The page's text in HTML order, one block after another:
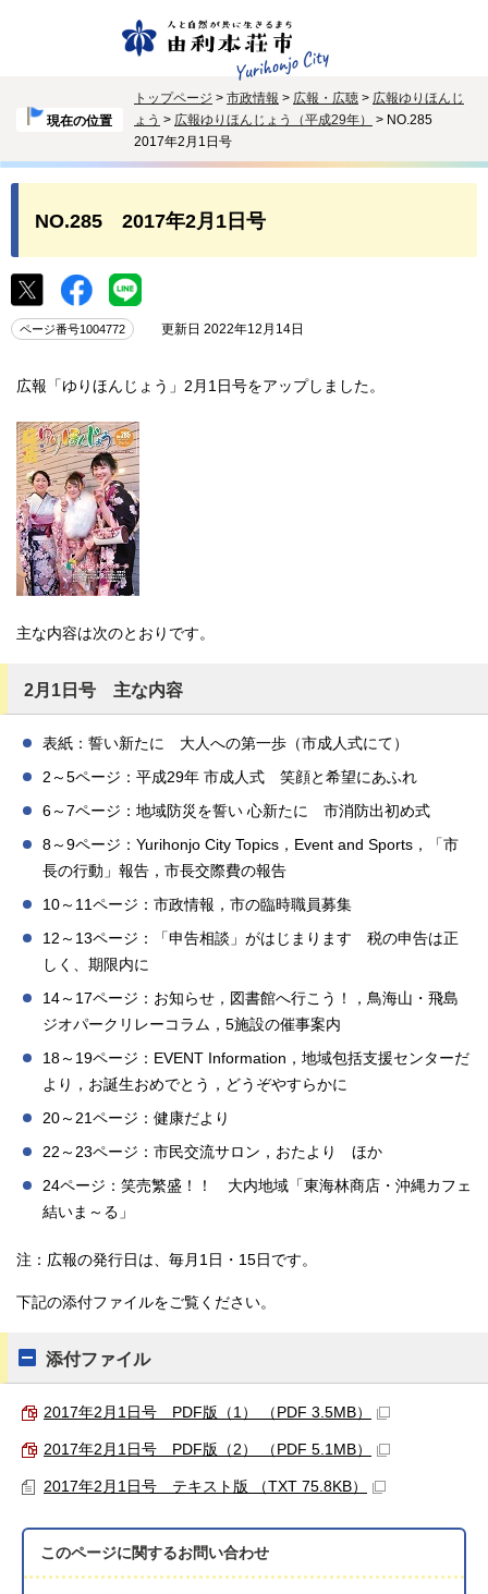
現在の位置
トップページ > 市政情報 > 広報・広聴 > 広報ゆりほんじ
ょう > 広報ゆりほんじょう（平成29年）
> NO.285
2017年2月1日号
NO.285 2017年2月1日号
ページ番号1004772 更新日 2022年12月14日
広報「ゆりほんじょう」2月1日号をアップしました。
主な内容は次のとおりです。
2月1日号 主な内容
表紙：誓い新たに 大人への第一歩（市成人式にて）
2～5ページ：平成29年 市成人式 笑顔と希望にあふれ
6～7ページ：地域防災を誓い 心新たに 市消防出初め式
8～9ページ：Yurihonjo City Topics，Event and Sports，「市
長の行動」報告，市長交際費の報告
10～11ページ：市政情報，市の臨時職員募集
12～13ページ：「申告相談」がはじまります 税の申告は正
しく、期限内に
14～17ページ：お知らせ，図書館へ行こう！，鳥海山・飛島
ジオパークリレーコラム，5施設の催事案内
18～19ページ：EVENT Information，地域包括支援センターだ
より，お誕生おめでとう，どうぞやすらかに
20～21ページ：健康だより
22～23ページ：市民交流サロン，おたより ほか
24ページ：笑売繁盛！！ 大内地域「東海林商店・沖縄カフェ
結いま～る」
注：広報の発行日は、毎月1日・15日です。
下記の添付ファイルをご覧ください。
添付ファイル
2017年2月1日号 PDF版（1） （PDF 3.5MB）
2017年2月1日号 PDF版（2） （PDF 5.1MB）
2017年2月1日号 テキスト版 （TXT 75.8KB）
このページに関するお問い合わせ